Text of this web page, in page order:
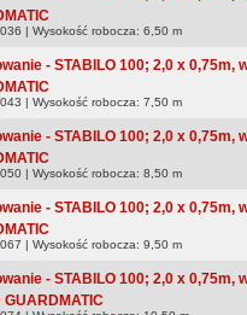
| Wysokość robocza: 6,50 m
- STABILO 100; 2,0 x 0,75m,
| Wysokość robocza: 7,50 m
- STABILO 100; 2,0 x 0,75m,
| Wysokość robocza: 8,50 m
- STABILO 100; 2,0 x 0,75m,
| Wysokość robocza: 9,50 m
- STABILO 100; 2,0 x 0,75m,